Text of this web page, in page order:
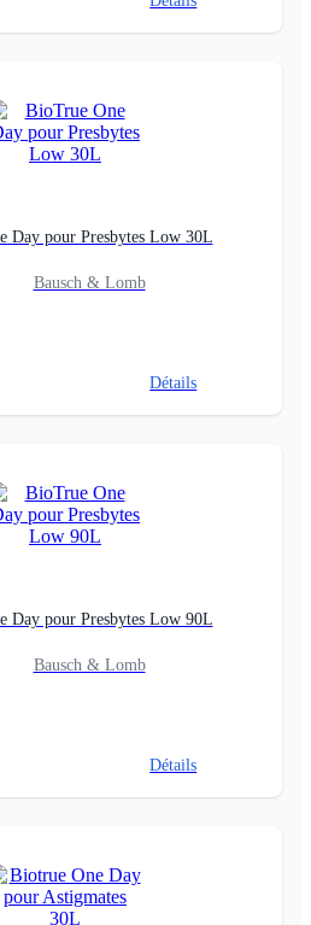
Day pour Presbytes Low 30L
Bausch & Lomb
Détails
Day pour Presbytes Low 90L
Bausch & Lomb
Détails